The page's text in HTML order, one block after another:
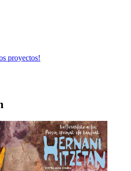
proyectos!